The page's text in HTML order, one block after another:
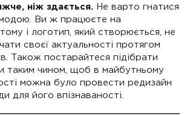
ніж здається. Не варто гнатися
Ви ж працюєте на
і логотип, який створюється, не
своєї актуальності протягом
Також постарайтеся підібрати
таким чином, щоб в майбутньому
можна було провести редизайн
для його впізнаваності.